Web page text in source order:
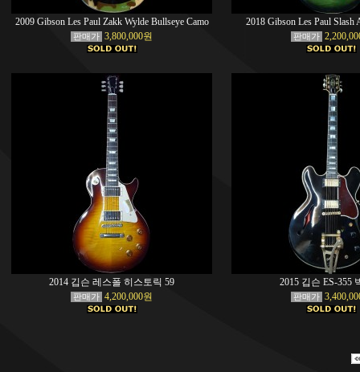
2009 Gibson Les Paul Zakk Wylde Bullseye Camo
판매가 3,800,000원
2018 Gibson Les Paul Slash
판매가
2014 깁슨 레스폴 히스토릭 59
판매가 4,200,000원
2015 깁슨 ES-355
판매가